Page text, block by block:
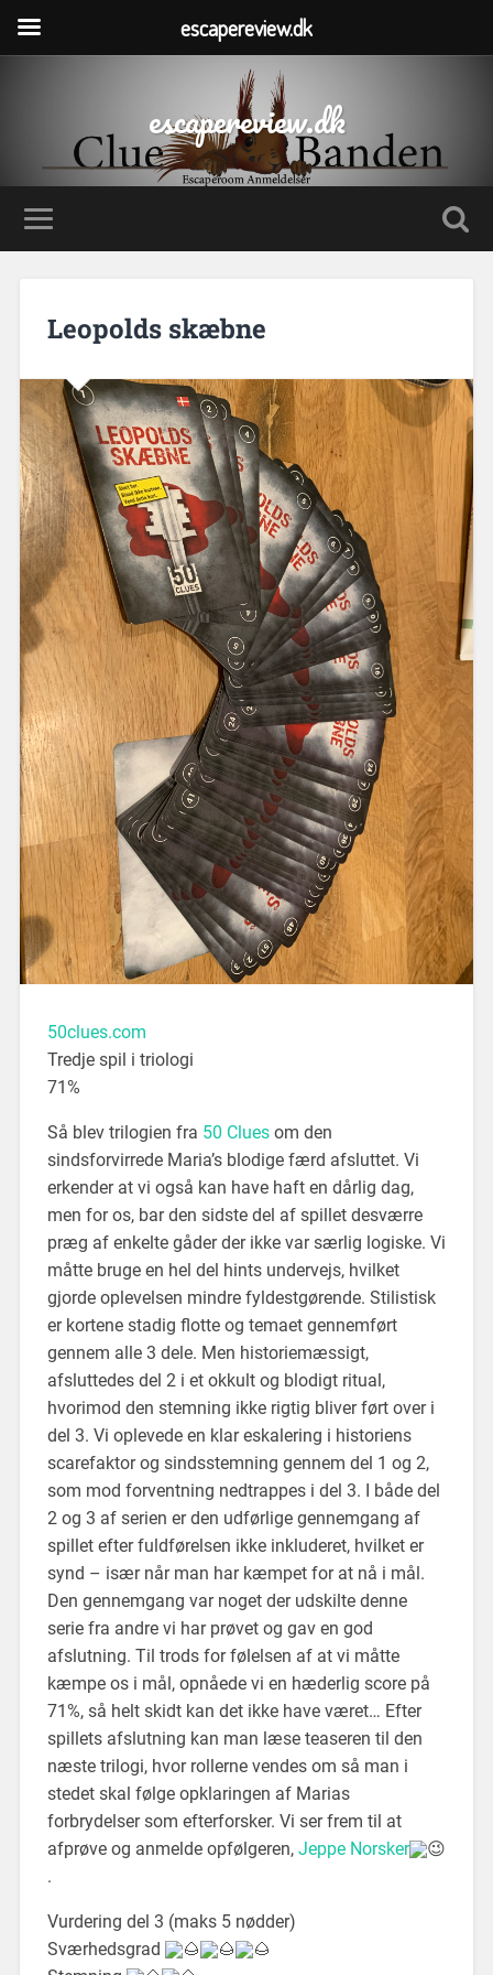
escapereview.dk
Leopolds skæbne
50clues.com
Tredje spil i triologi
71%
Så blev trilogien fra 50 Cluesom den
sindsforvirrede Maria’s blodige færd afsluttet. Vi
erkender at vi også kan have haft en dårlig dag,
men for os, bar den sidste del af spillet desværre
præg af enkelte gåder der ikke var særlig logiske. Vi
måtte bruge en hel del hints undervejs, hvilket
gjorde oplevelsen mindre fyldestgørende. Stilistisk
er kortene stadig flotte og temaet gennemført
gennem alle 3 dele. Men historiemæssigt,
afsluttedes del 2 i et okkult og blodigt ritual,
hvorimod den stemning ikke rigtig bliver ført over i
del 3. Vi oplevede en klar eskalering i historiens
scarefaktor og sindsstemning gennem del 1 og 2,
som mod forventning nedtrappes i del 3. I både del
2 og 3 af serien er den udførlige gennemgang af
spillet efter fuldførelsen ikke inkluderet, hvilket er
synd – især når man har kæmpet for at nå i mål.
Den gennemgang var noget der udskilte denne
serie fra andre vi har prøvet og gav en god
afslutning. Til trods for følelsen af at vi måtte
kæmpe os i mål, opnåede vi en hæderlig score på
71%, så helt skidt kan det ikke have været… Efter
spillets afslutning kan man læse teaseren til den
næste trilogi, hvor rollerne vendes om så man i
stedet skal følge opklaringen af Marias
forbrydelser som efterforsker. Vi ser frem til at
afprøve og anmelde opfølgeren, Jeppe Norsker
.
Vurdering del 3 (maks 5 nødder)
Sværhedsgrad
escapereview.dk